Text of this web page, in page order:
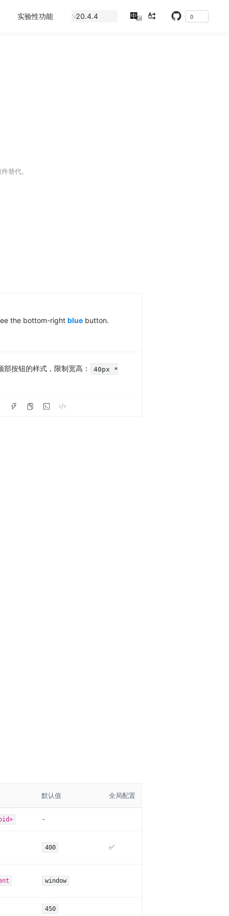
实验性功能 20.4.4 中En 0
替代。
the bottom-right blue button.
部按钮的样式，限制宽高：
40px *
默认值 全局配置
-
400 ✅
window
450